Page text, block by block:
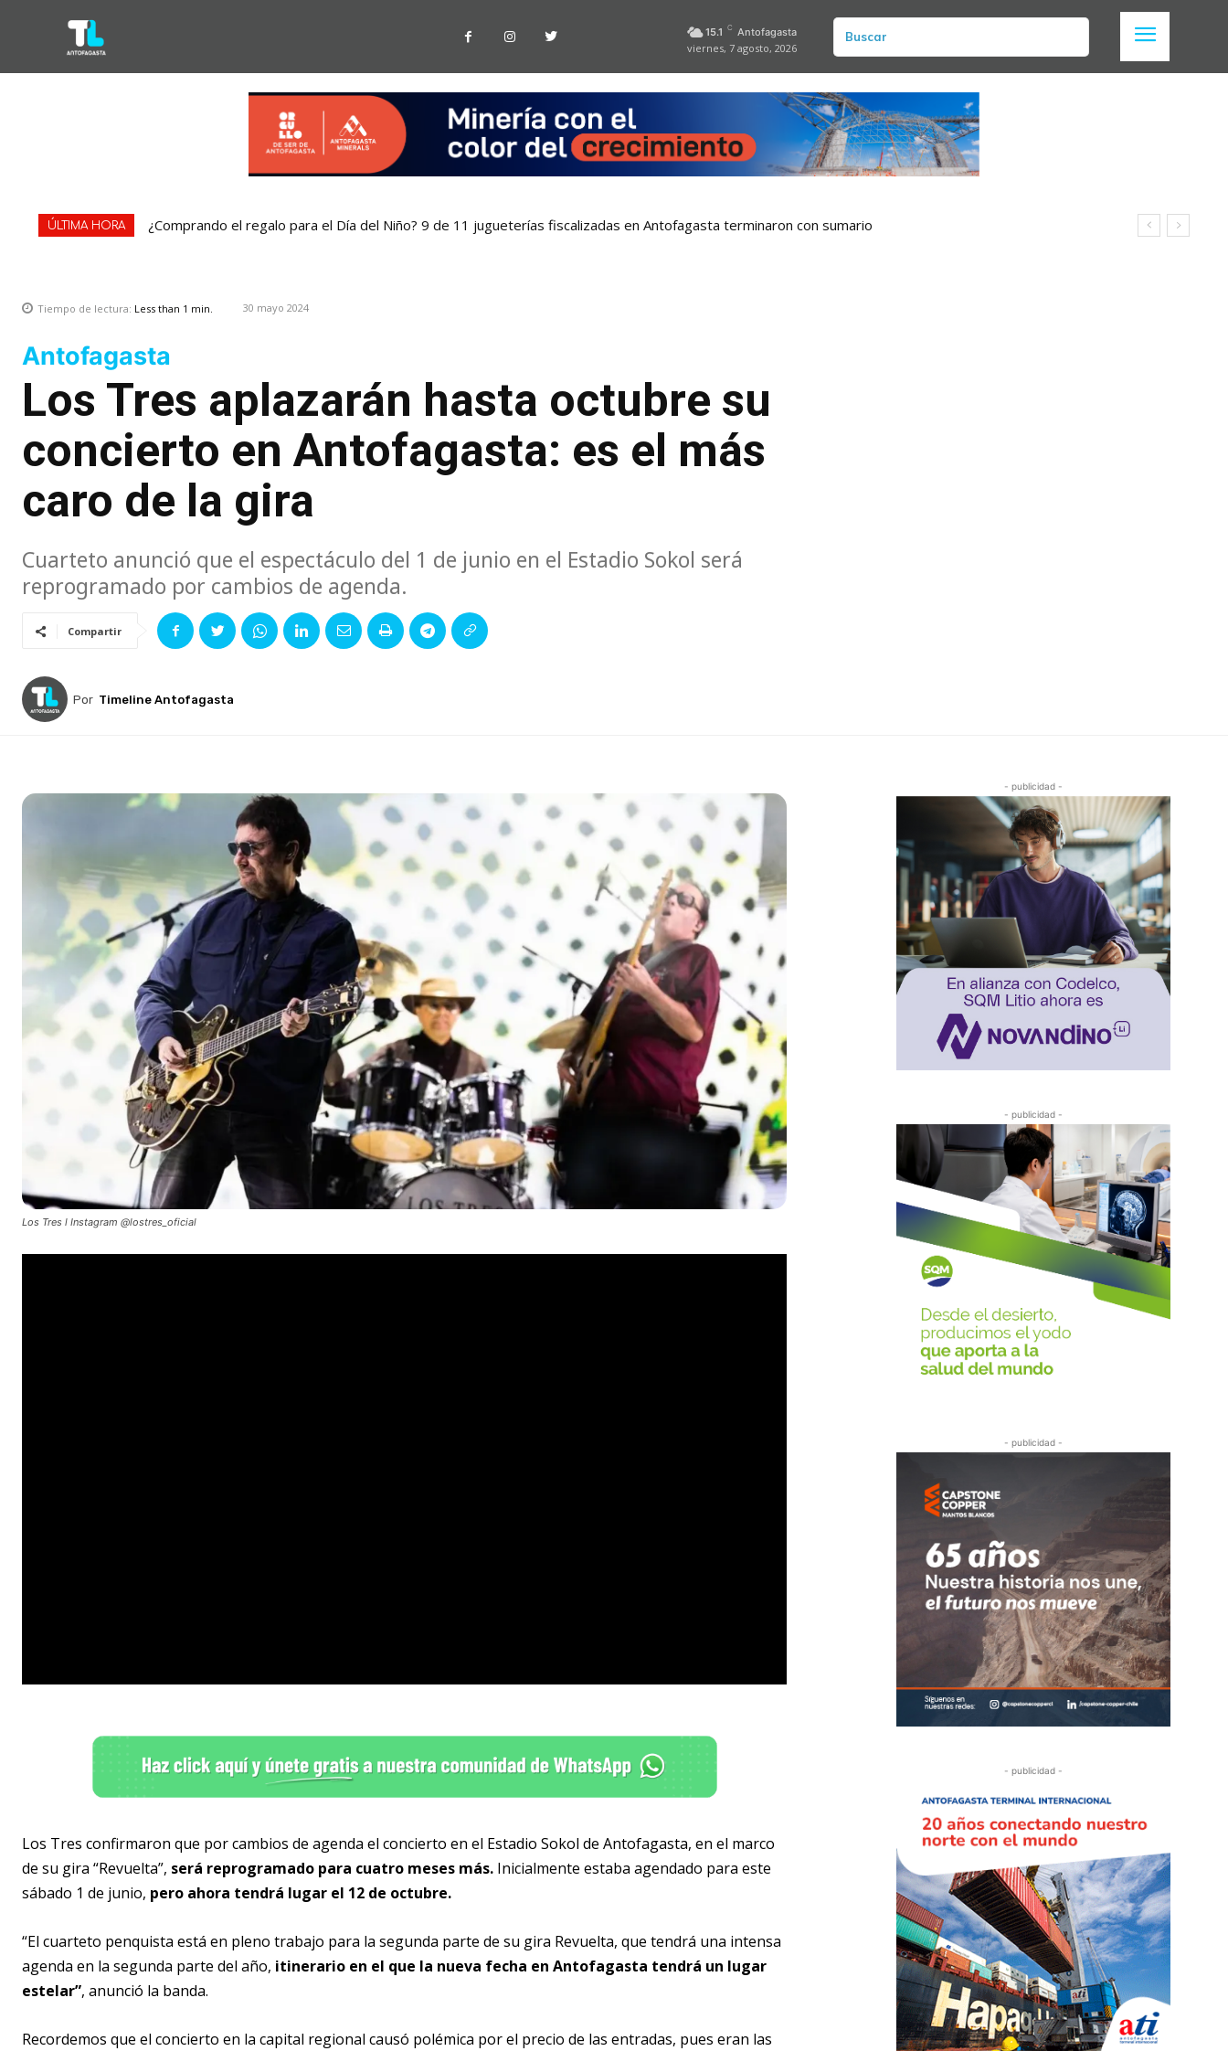
15.1 C Antofagasta
viernes, 7 agosto, 2026
Buscar
ÚLTIMA HORA ¿Comprando el regalo para el Día del Niño? 9 de 11 jugueterías fiscalizadas en Antofagasta terminaron con sumario
Tiempo de lectura: Less than 1 min. 30 mayo 2024
Antofagasta
Los Tres aplazarán hasta octubre su
concierto en Antofagasta: es el más
caro de la gira
Cuarteto anunció que el espectáculo del 1 de junio en el Estadio Sokol será
reprogramado por cambios de agenda.
Compartir
Por Timeline Antofagasta
Los Tres l Instagram @lostres_oficial
Los Tres confirmaron que por cambios de agenda el concierto en el Estadio Sokol de Antofagasta, en el marco
de su gira “Revuelta”, será reprogramado para cuatro meses más. Inicialmente estaba agendado para este
sábado 1 de junio, pero ahora tendrá lugar el 12 de octubre.
“El cuarteto penquista está en pleno trabajo para la segunda parte de su gira Revuelta, que tendrá una intensa
agenda en la segunda parte del año, itinerario en el que la nueva fecha en Antofagasta tendrá un lugar
estelar”, anunció la banda.
Recordemos que el concierto en la capital regional causó polémica por el precio de las entradas, pues eran las
- publicidad -
- publicidad -
- publicidad -
- publicidad -